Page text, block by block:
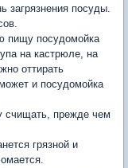
загрязнения посуды.
пищу посудомойка
на кастрюле, на
оттирать
и посудомойка
счищать, прежде чем
грязной и